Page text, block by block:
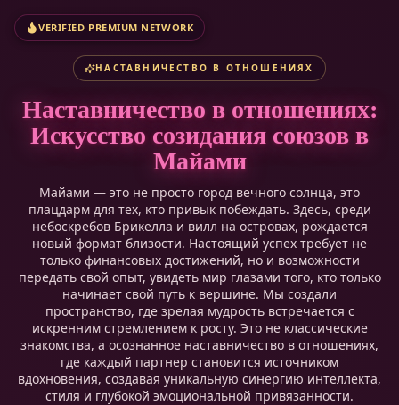
VERIFIED PREMIUM NETWORK
НАСТАВНИЧЕСТВО В ОТНОШЕНИЯХ
Наставничество в отношениях:
Искусство созидания союзов в
Майами
Майами — это не просто город вечного солнца, это
плацдарм для тех, кто привык побеждать. Здесь, среди
небоскребов Брикелла и вилл на островах, рождается
новый формат близости. Настоящий успех требует не
только финансовых достижений, но и возможности
передать свой опыт, увидеть мир глазами того, кто только
начинает свой путь к вершине. Мы создали
пространство, где зрелая мудрость встречается с
искренним стремлением к росту. Это не классические
знакомства, а осознанное наставничество в отношениях,
где каждый партнер становится источником
вдохновения, создавая уникальную синергию интеллекта,
стиля и глубокой эмоциональной привязанности.